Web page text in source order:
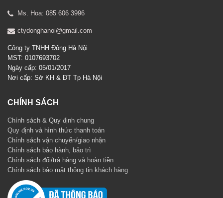
Ms. Hoa: 085 606 3996
ctydonghanoi@gmail.com
Công ty TNHH Đông Hà Nội
MST: 0107693702
Ngày cấp: 05/01/2017
Nơi cấp: Sở KH & ĐT Tp Hà Nội
CHÍNH SÁCH
Chính sách & Quy định chung
Quy định và hình thức thanh toán
Chính sách vận chuyển/giao nhận
Chính sách bảo hành, bảo trì
Chính sách đổi/trả hàng và hoàn tiền
Chính sách bảo mật thông tin khách hàng